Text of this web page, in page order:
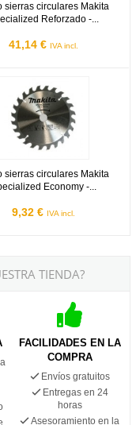
sierras circulares Makita
Reforzado -...
41,14 € IVA incl.
sierras circulares Makita
Economy -...
9,32 € IVA incl.
TIENDA?
FACILIDADES EN LA
COMPRA
Envíos gratuitos
Entregas en 24
horas
Asesoramiento en la